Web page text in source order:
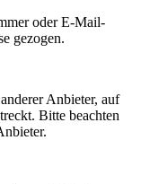
oder E-Mail-
gezogen.
Anbieter, auf
Bitte beachten